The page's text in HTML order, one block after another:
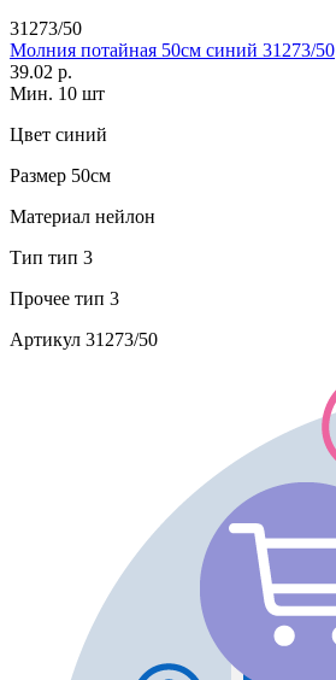
31273/50
Молния потайная 50см синий 31273/50
39.02 р.
Мин. 10 шт
Цвет синий
Размер 50см
Материал нейлон
Тип тип 3
Прочее тип 3
Артикул 31273/50